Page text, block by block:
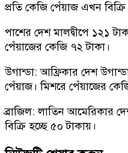
প্রতি কেজি পেঁয়াজ এখন
পাশের দেশ মালদ্বীপে ১২১
পেঁয়াজের কেজি ৭২ টাকা।
উগান্ডা: আফ্রিকার দেশ
পেঁয়াজ। মিশরে পেঁয়াজের
ব্রাজিল: লাতিন আমেরিকার
বিক্রি হচ্ছে ৫০ টাকায়।